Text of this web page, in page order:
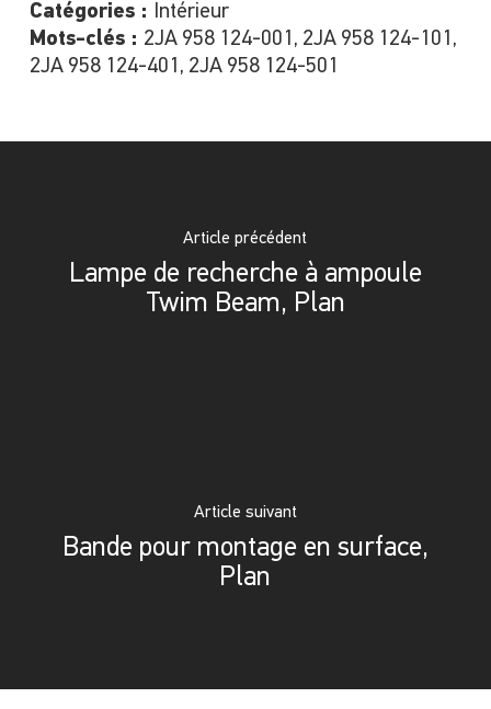
Catégories : Intérieur
Mots-clés : 2JA 958 124-001, 2JA 958 124-101,
2JA 958 124-401, 2JA 958 124-501
Article précédent
Lampe de recherche à ampoule
Twim Beam, Plan
Article suivant
Bande pour montage en surface,
Plan